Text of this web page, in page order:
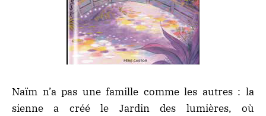
Naïm n’a pas une famille comme les autres : la
sienne a créé le Jardin des lumières, où